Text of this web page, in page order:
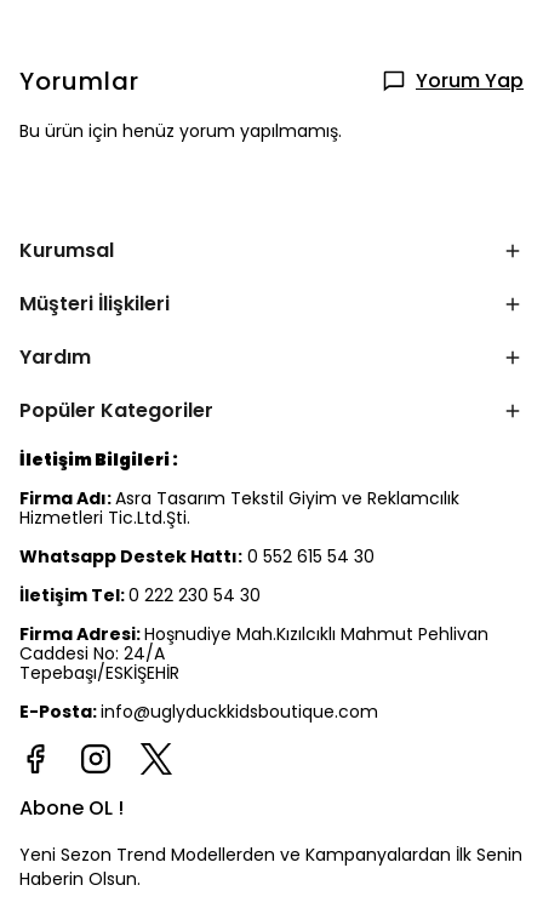
Yorumlar Yorum Yap
Bu ürün için henüz yorum yapılmamış.
Kurumsal
Müşteri İlişkileri
Yardım
Popüler Kategoriler
İletişim Bilgileri :
Firma Adı:Asra Tasarım Tekstil Giyim ve Reklamcılık
Hizmetleri Tic.Ltd.Şti.
Whatsapp Destek Hattı: 0 552 615 54 30
İletişim Tel:0 222 230 54 30
Firma Adresi:Hoşnudiye Mah.Kızılcıklı Mahmut Pehlivan
Caddesi No: 24/A
Tepebaşı/ESKİŞEHİR
E-Posta:info@uglyduckkidsboutique.com
Abone OL !
Yeni Sezon Trend Modellerden ve Kampanyalardan İlk Senin
Haberin Olsun.